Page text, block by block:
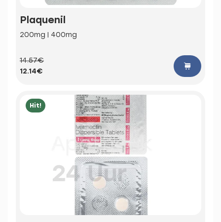
Plaquenil
200mg | 400mg
14.57€
12.14€
Hit!